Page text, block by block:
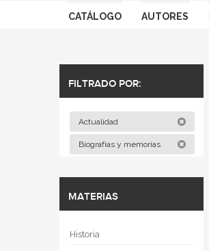
CATÁLOGO AUTORES
FILTRADO POR:
Actualidad
Biografías y memorias
MATERIAS
Historia